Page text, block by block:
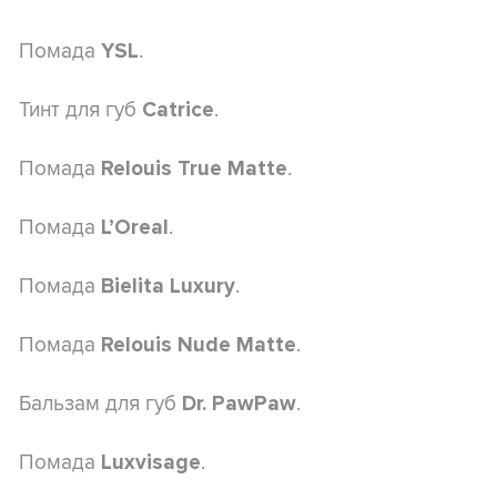
Помада YSL.
Тинт для губ Catrice.
Помада Relouis True Matte.
Помада L’Oreal.
Помада Bielita Luxury.
Помада Relouis Nude Matte.
Бальзам для губ Dr. PawPaw.
Помада Luxvisage.